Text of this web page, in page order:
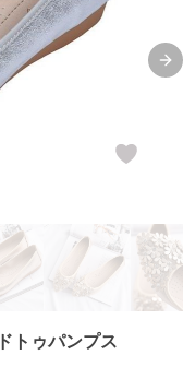
トゥパンプス